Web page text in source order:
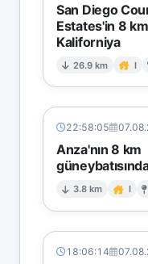
San Diego
Estates'in 8
Kaliforniya
26.9 km I
22:58:05
Anza'nın 8 km
3.8 km I
18:06:14